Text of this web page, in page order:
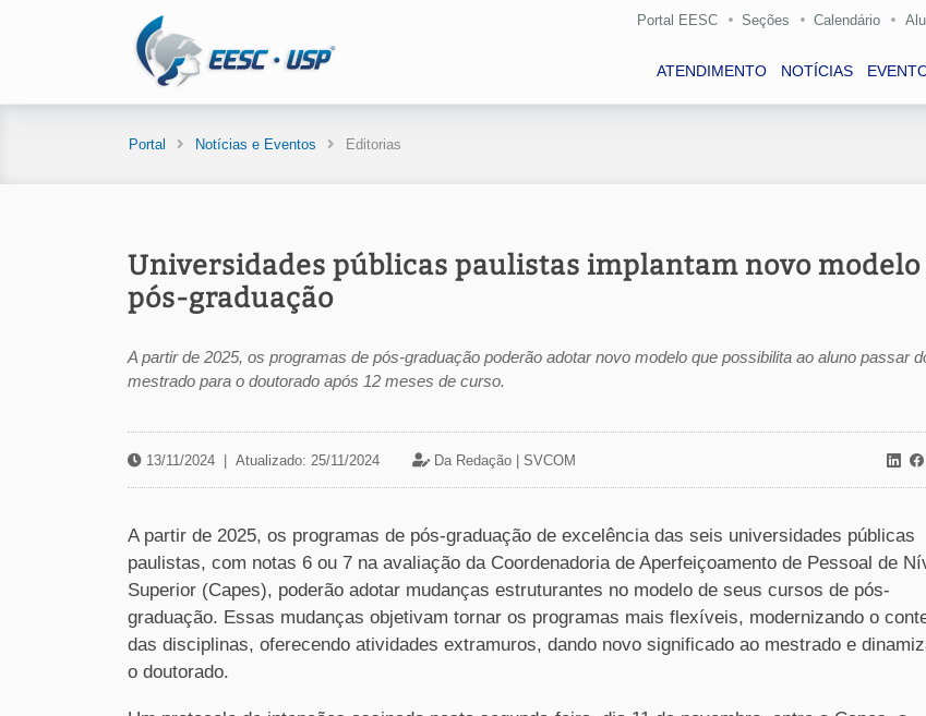
Portal EESC Seções Calendário
ATENDIMENTO NOTÍCIAS
Portal Notícias e Eventos Editorias
Universidades públicas paulistas implantam novo modelo
pós-graduação
A partir de 2025, os programas de pós-graduação poderão adotar novo modelo que possibilita ao aluno passar
mestrado para o doutorado após 12 meses de curso.
13/11/2024 Atualizado: 25/11/2024 Da Redação | SVCOM
A partir de 2025, os programas de pós-graduação de excelência das seis universidades públicas
paulistas, com notas 6 ou 7 na avaliação da Coordenadoria de Aperfeiçoamento de Pessoal de
Superior (Capes), poderão adotar mudanças estruturantes no modelo de seus cursos de pós-
graduação. Essas mudanças objetivam tornar os programas mais flexíveis, modernizando o
das disciplinas, oferecendo atividades extramuros, dando novo significado ao mestrado e
o doutorado.